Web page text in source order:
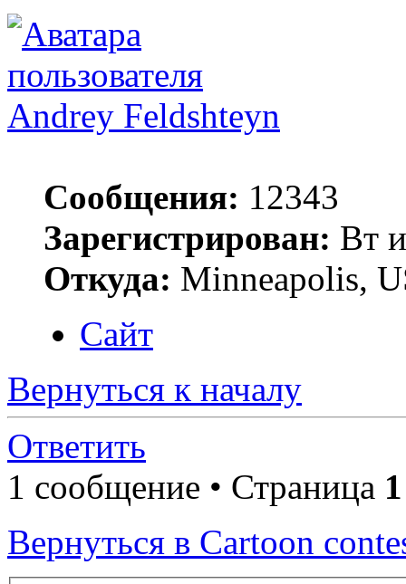
Andrey Feldshteyn
Сообщения: 12343
Зарегистрирован: Вт
Откуда: Minneapolis,
Сайт
Вернуться к началу
Ответить
1 сообщение • Страница 1
Вернуться в Cartoon